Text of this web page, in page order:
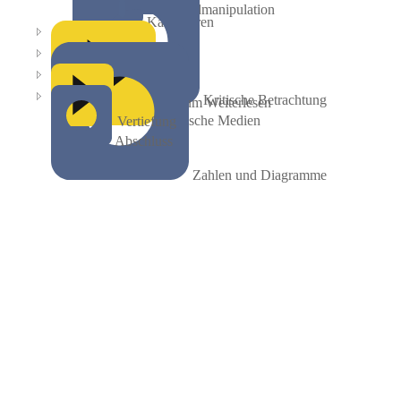
Bildmanipulation
Karikaturen
Kritische Betrachtung
Zum Weiterlesen
Filmische Medien
Zahlen und Diagramme
Vertiefung
Abschluss